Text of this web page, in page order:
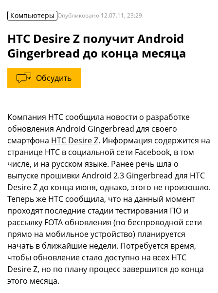
Компьютеры Опубликовано 12.07.11, 23:29
HTC Desire Z получит Android
Gingerbread до конца месяца
Обсудить
Компания HTC сообщила новости о разработке
обновления Android Gingerbread для своего
смартфона HTC Desire Z. Информация содержится на
странице HTC в социальной сети Facebook, в том
числе, и на русском языке. Ранее речь шла о
выпуске прошивки Android 2.3 Gingerbread для HTC
Desire Z до конца июня, однако, этого не произошло.
Теперь же HTC сообщила, что на данный момент
проходят последние стадии тестирования ПО и
рассылку FOTA обновления (по беспроводной сети
прямо на мобильное устройство) планируется
начать в ближайшие недели. Потребуется время,
чтобы обновление стало доступно на всех HTC
Desire Z, но по плану процесс завершится до конца
этого месяца.